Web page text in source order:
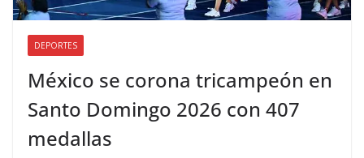
DEPORTES
México se corona tricampeón en
Santo Domingo 2026 con 407
medallas